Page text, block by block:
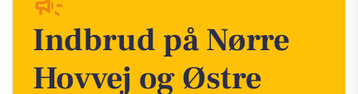
Indbrud på Nørre
Hovvej og Østre